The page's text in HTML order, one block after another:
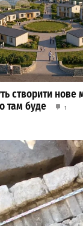
створити нове
там буде
1